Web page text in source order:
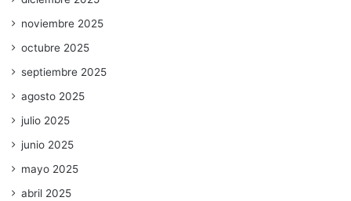
noviembre 2025
octubre 2025
septiembre 2025
agosto 2025
julio 2025
junio 2025
mayo 2025
abril 2025